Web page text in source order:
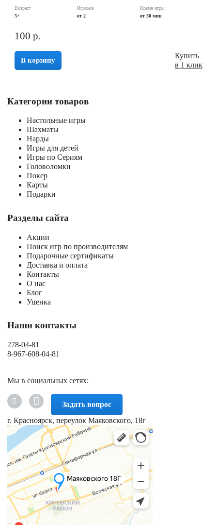
Возраст
5+
Игроков
от 2
Время игры
от 30 мин
100 р.
В корзину
Купить
в 1 клик
Категории товаров
Настольные игры
Шахматы
Нарды
Игры для детей
Игры по Сериям
Головоломки
Покер
Карты
Подарки
Разделы сайта
Акции
Поиск игр по производителям
Подарочные сертификаты
Доставка и оплата
Контакты
О нас
Блог
Уценка
Наши контакты
278-04-81
8-967-608-04-81
Мы в социальных сетях:
Задать вопрос
г. Красноярск, переулок Маяковского, 18г